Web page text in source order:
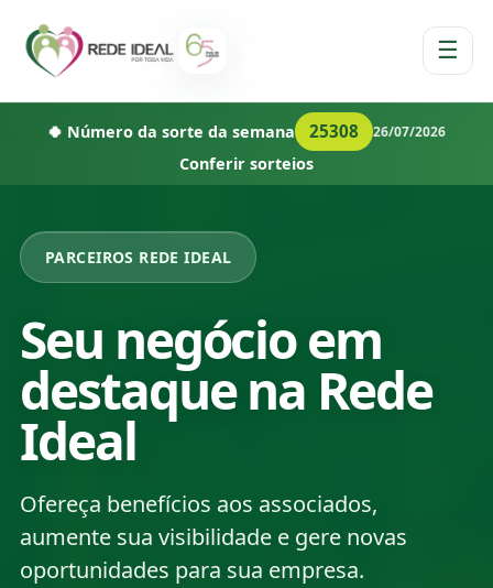
☰
🍀 Número da sorte da semana 25308 26/07/2026
Conferir sorteios
PARCEIROS REDE IDEAL
Seu negócio em
destaque na Rede
Ideal
Ofereça benefícios aos associados,
aumente sua visibilidade e gere novas
oportunidades para sua empresa.